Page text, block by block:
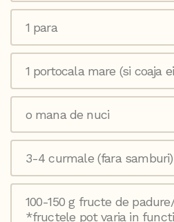
1 para
1 portocala mare (si coaja
o mana de nuci
3-4 curmale (fara samburi)
100-150 g fructe de
*fructele pot varia in